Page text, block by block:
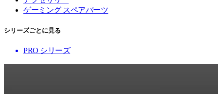
ゲーミング スペアパーツ
シリーズごとに見る
PRO シリーズ